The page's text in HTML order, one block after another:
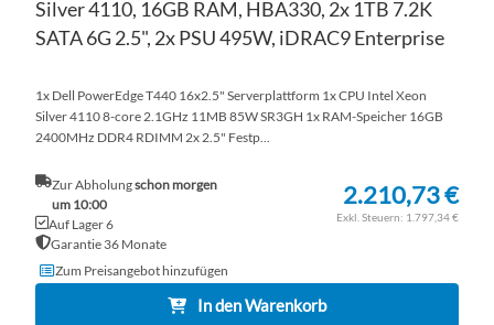
Silver 4110, 16GB RAM, HBA330, 2x 1TB 7.2K
SATA 6G 2.5", 2x PSU 495W, iDRAC9 Enterprise
1x Dell PowerEdge T440 16x2.5" Serverplattform 1x CPU Intel Xeon
Silver 4110 8-core 2.1GHz 11MB 85W SR3GH 1x RAM-Speicher 16GB
2400MHz DDR4 RDIMM 2x 2.5" Festp...
Zur Abholungschon morgen
um 10:00
Auf Lager 6
Garantie 36 Monate
2.210,73 €
1.797,34 €
Zum Preisangebot hinzufügen
In den Warenkorb